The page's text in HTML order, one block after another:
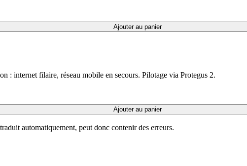
Ajouter au panier
: internet filaire, réseau mobile en secours. Pilotage via Protegus 2.
Ajouter au panier
automatiquement, peut donc contenir des erreurs.